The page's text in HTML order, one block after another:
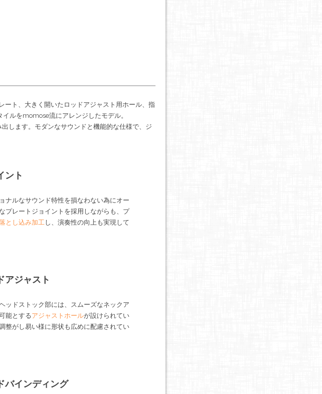
ート、大きく開いたロッドアジャスト用ホール、指
ルをmomose流にアレンジしたモデル。
します。モダンなサウンドと機能的な仕様で、ジ
ント
ナルなサウンド特性を損なわない為にオー
プレートジョイントを採用しながらも、プ
とし込み加工し、演奏性の向上も実現して
アジャスト
ッドストック部には、スムーズなネックア
能とするアジャストホールが設けられてい
整がし易い様に形状も広めに配慮されてい
バインディング